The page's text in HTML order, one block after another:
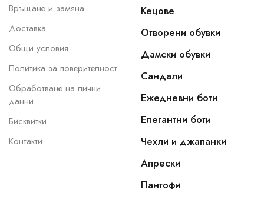
Връщане и замяна
Доставка
Общи условия
Политика за поверителност
Обработване на лични
данни
Бисквитки
Контакти
Кецове
Отворени обувки
Дамски обувки
Сандали
Ежедневни боти
Елегантни боти
Чехли и джапанки
Апрески
Пантофи